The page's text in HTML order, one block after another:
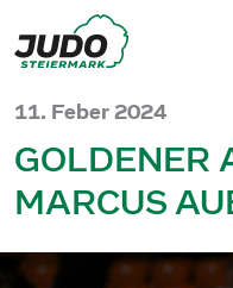
11. Feber 2024
GOLDENER
MARCUS